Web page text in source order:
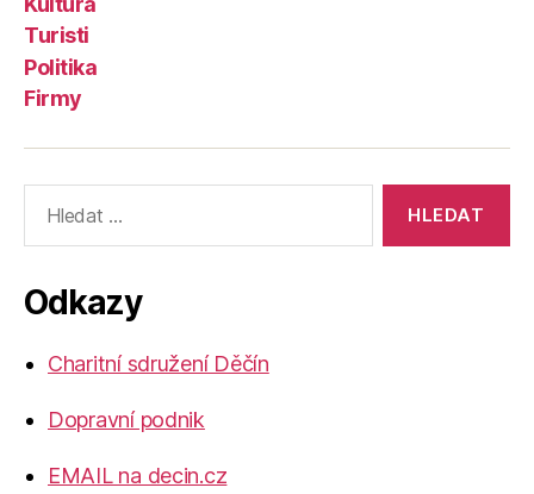
Turisti
Politika
Firmy
vyhledávání:
Odkazy
Charitní sdružení Děčín
Dopravní podnik
EMAIL na decin.cz